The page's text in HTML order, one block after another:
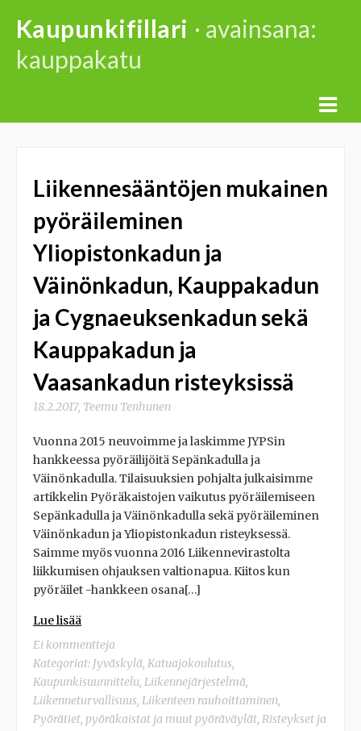
content
Kaupunkifillari · avainsana:
kauppakatu
Liikennesääntöjen mukainen
pyöräileminen
Yliopistonkadun ja
Väinönkadun, Kauppakadun
ja Cygnaeuksenkadun sekä
Kauppakadun ja
Vaasankadun risteyksissä
18.2.2017, Teemu Tenhunen
Vuonna 2015 neuvoimme ja laskimme JYPSin
hankkeessa pyöräilijöitä Sepänkadulla ja
Väinönkadulla. Tilaisuuksien pohjalta julkaisimme
artikkelin Pyöräkaistojen vaikutus pyöräilemiseen
Sepänkadulla ja Väinönkadulla sekä pyöräileminen
Väinönkadun ja Yliopistonkadun risteyksessä.
Saimme myös vuonna 2016 Liikennevirastolta
liikkumisen ohjauksen valtionapua. Kiitos kun
pyöräilet -hankkeen osana[…]
Lue lisää
Ei kommentteja
Kategoriat: Jyväskylä, Katuajokoulutus,
Kaupunkisuunnittelu, Liikennejärjestelmä,
Liikenneturvallisuus, Liikenteen rauhoittaminen,
Pyörätiet, pyöräkaistat ja muut pyöräväylät, Risteykset ja